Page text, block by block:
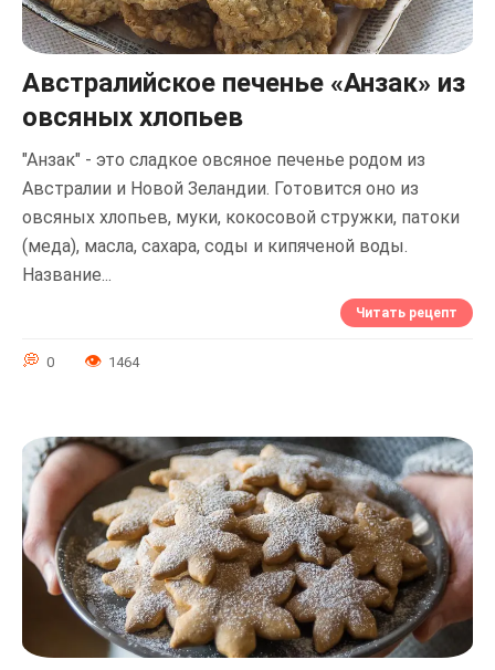
Австралийское печенье «Анзак» из
овсяных хлопьев
"Анзак" - это сладкое овсяное печенье родом из
Австралии и Новой Зеландии. Готовится оно из
овсяных хлопьев, муки, кокосовой стружки, патоки
(меда), масла, сахара, соды и кипяченой воды.
Название...
Читать рецепт
0 1464